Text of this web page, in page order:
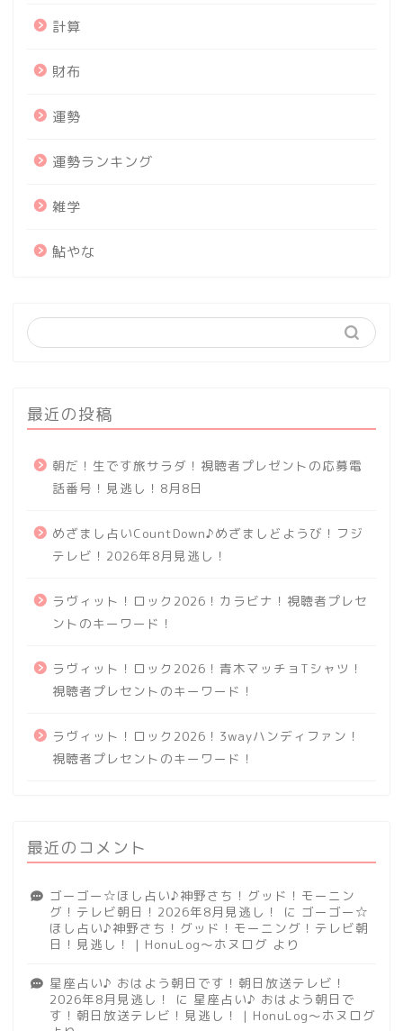
計算
財布
運勢
運勢ランキング
雑学
鮎やな
最近の投稿
朝だ！生です旅サラダ！視聴者プレゼントの応募電
話番号！見逃し！8月8日
めざまし占いCountDown♪めざましどようび！フジ
テレビ！2026年8月見逃し！
ラヴィット！ロック2026！カラビナ！視聴者プレセ
ントのキーワード！
ラヴィット！ロック2026！青木マッチョTシャツ！
視聴者プレセントのキーワード！
ラヴィット！ロック2026！3wayハンディファン！
視聴者プレセントのキーワード！
最近のコメント
ゴーゴー☆ほし占い♪神野さち！グッド！モーニン
グ！テレビ朝日！2026年8月見逃し！
に ゴーゴー☆
ほし占い♪神野さち！グッド！モーニング！テレビ朝
日！見逃し！ | HonuLog～ホヌログ より
星座占い♪ おはよう朝日です！朝日放送テレビ！
2026年8月見逃し！
に 星座占い♪ おはよう朝日で
す！朝日放送テレビ！見逃し！ | HonuLog～ホヌログ